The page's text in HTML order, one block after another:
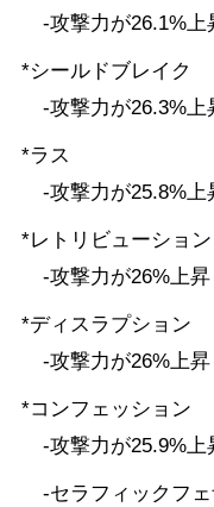
-攻撃力が26.1%上
*シールドブレイク
-攻撃力が26.3%上
*ラス
-攻撃力が25.8%上
*レトリビューション
-攻撃力が26%上昇
*ディスラプション
-攻撃力が26%上昇
*コンフェッション
-攻撃力が25.9%上
-セラフィックフ